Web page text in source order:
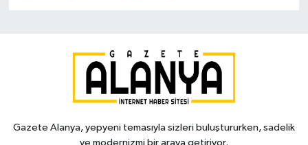
Gazete Alanya, yepyeni temasıyla sizleri buluştururken, sadelik
ve modernizmi bir araya getiriyor.